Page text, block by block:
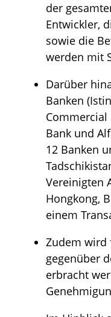
der
Entwickler,
sowie die
werden mit
Darüber
Banken
Commercial
Bank und
12 Banken
Vereinigten
Hongkong,
einem
Zudem wird
gegenüber
erbracht